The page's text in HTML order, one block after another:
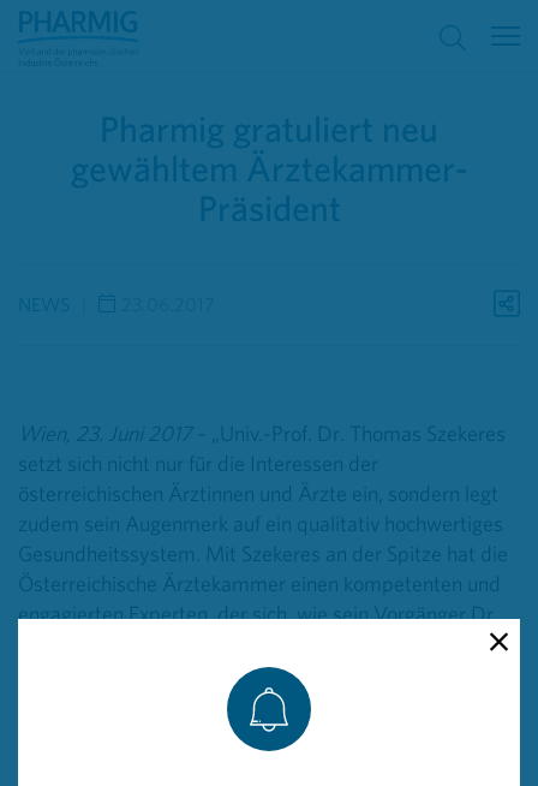
Pharmig gratuliert neu
gewähltem Ärztekammer-
Präsident
NEWS
Wien, 23. Juni 2017
– „Univ.-Prof. Dr. Thomas Szekeres
setzt sich nicht nur für die Interessen der
österreichischen Ärztinnen und Ärzte ein, sondern legt
zudem sein Augenmerk auf ein qualitativ hochwertiges
Gesundheitssystem. Mit Szekeres an der Spitze hat die
Österreichische Ärztekammer einen kompetenten und
engagierten Experten, der sich, wie sein Vorgänger Dr.
Patienten einsetzt“, gratuliert Pharmig-Präsident Mag.